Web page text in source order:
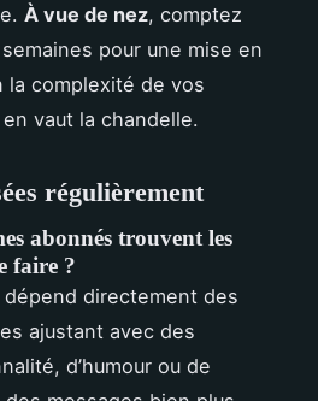
À vue de nez, comptez
pour une mise en
la complexité de vos
vaut la chandelle.
régulièrement
abonnés trouvent les
faire ?
directement des
ajustant avec des
d’humour ou de